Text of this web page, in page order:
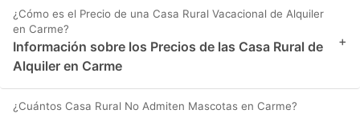
¿Cómo es el Precio de una Casa Rural Vacacional de Alquiler
en Carme?
Información sobre los Precios de las Casa Rural de
Alquiler en Carme
+
¿Cuántos Casa Rural No Admiten Mascotas en Carme?